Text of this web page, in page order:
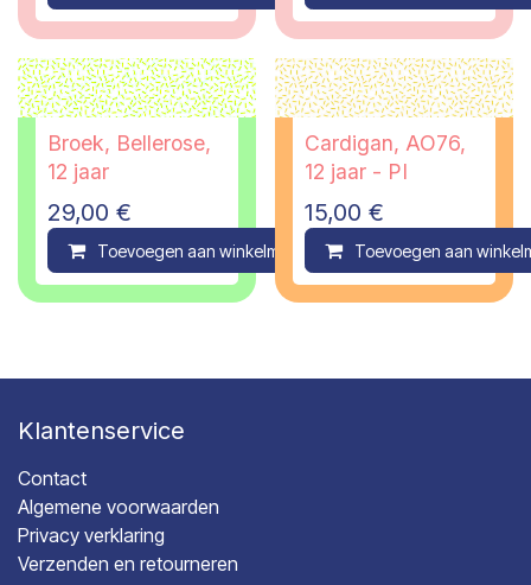
Broek, Bellerose,
12 jaar
29,00 €
Toevoegen aan winkelmandje Compare
Cardigan, AO76,
12 jaar - PI
15,00 €
Toevoegen aan
Klantenservice
Contact
Algemene voorwaarden
Privacy verklaring
Verzenden en retourneren